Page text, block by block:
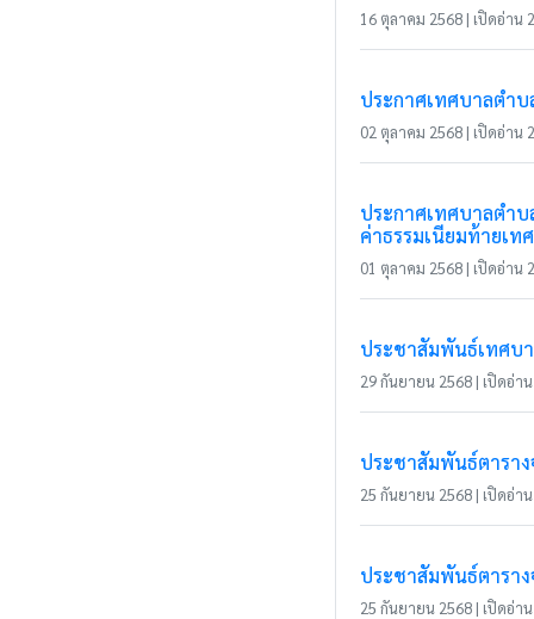
16 ตุลาคม 2568 | เปิดอ่าน
ประกาศเทศบาลตำ
02 ตุลาคม 2568 | เปิดอ่าน
ประกาศเทศบาลตำ
ค่าธรรมเนียมท้ายเ
01 ตุลาคม 2568 | เปิดอ่าน
ประชาสัมพันธ์เทศบ
29 กันยายน 2568 | เปิดอ่า
ประชาสัมพันธ์ตารา
25 กันยายน 2568 | เปิดอ่า
ประชาสัมพันธ์ตารา
25 กันยายน 2568 | เปิดอ่า